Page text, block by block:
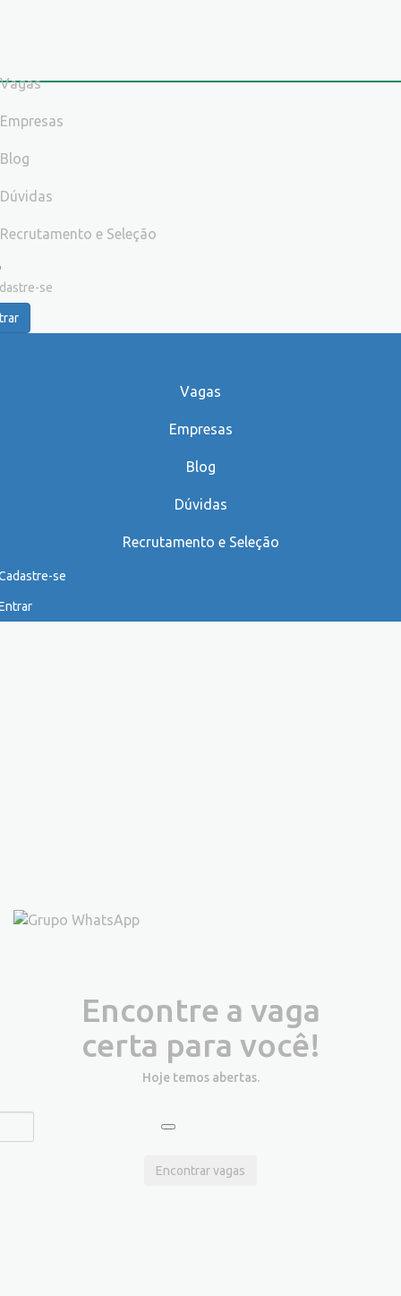
Vagas
Empresas
Blog
Dúvidas
Recrutamento e Seleção
se
Vagas
Empresas
Blog
Dúvidas
Recrutamento e Seleção
se
Encontre a vaga
certa para você!
Hoje temos abertas.
Encontrar vagas